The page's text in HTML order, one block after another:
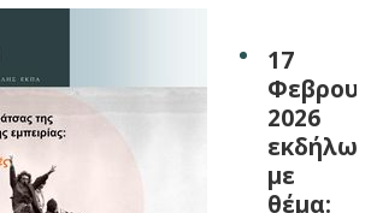
17
2026
με
θέμα: